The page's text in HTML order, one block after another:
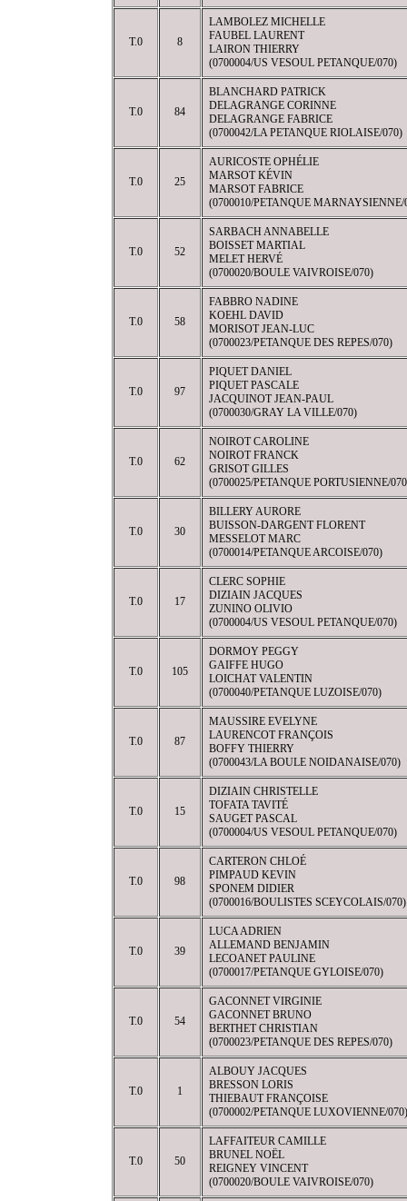
T.0 8
LAMBOLEZ MICHELLE
FAUBEL LAURENT
LAIRON THIERRY
(0700004/US VESOUL PETANQUE/070)
T.0 84
BLANCHARD PATRICK
DELAGRANGE CORINNE
DELAGRANGE FABRICE
(0700042/LA PETANQUE RIOLAISE/070)
T.0 25
AURICOSTE OPHÉLIE
MARSOT KÉVIN
MARSOT FABRICE
(0700010/PETANQUE MARNAYSIENNE/
T.0 52
SARBACH ANNABELLE
BOISSET MARTIAL
MELET HERVÉ
(0700020/BOULE VAIVROISE/070)
T.0 58
FABBRO NADINE
KOEHL DAVID
MORISOT JEAN-LUC
(0700023/PETANQUE DES REPES/070)
T.0 97
PIQUET DANIEL
PIQUET PASCALE
JACQUINOT JEAN-PAUL
(0700030/GRAY LA VILLE/070)
T.0 62
NOIROT CAROLINE
NOIROT FRANCK
GRISOT GILLES
(0700025/PETANQUE PORTUSIENNE/
T.0 30
BILLERY AURORE
BUISSON-DARGENT FLORENT
MESSELOT MARC
(0700014/PETANQUE ARCOISE/070)
T.0 17
CLERC SOPHIE
DIZIAIN JACQUES
ZUNINO OLIVIO
(0700004/US VESOUL PETANQUE/070)
T.0 105
DORMOY PEGGY
GAIFFE HUGO
LOICHAT VALENTIN
(0700040/PETANQUE LUZOISE/070)
T.0 87
MAUSSIRE EVELYNE
LAURENCOT FRANÇOIS
BOFFY THIERRY
(0700043/LA BOULE NOIDANAISE/070)
T.0 15
DIZIAIN CHRISTELLE
TOFATA TAVITÉ
SAUGET PASCAL
(0700004/US VESOUL PETANQUE/070)
T.0 98
CARTERON CHLOÉ
PIMPAUD KEVIN
SPONEM DIDIER
(0700016/BOULISTES SCEYCOLAIS/070)
T.0 39
LUCA ADRIEN
ALLEMAND BENJAMIN
LECOANET PAULINE
(0700017/PETANQUE GYLOISE/070)
T.0 54
GACONNET VIRGINIE
GACONNET BRUNO
BERTHET CHRISTIAN
(0700023/PETANQUE DES REPES/070)
T.0 1
ALBOUY JACQUES
BRESSON LORIS
THIEBAUT FRANÇOISE
(0700002/PETANQUE LUXOVIENNE/070)
T.0 50
LAFFAITEUR CAMILLE
BRUNEL NOËL
REIGNEY VINCENT
(0700020/BOULE VAIVROISE/070)